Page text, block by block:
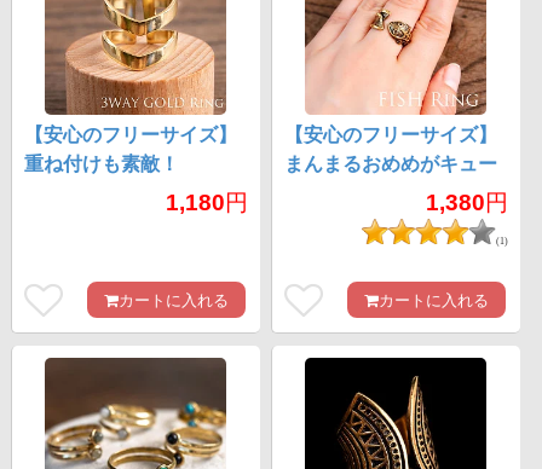
【安心のフリーサイズ】
重ね付けも素敵！
3WAYゴールドリング
1,180円
カートに入れる
【安心のフリーサイズ】
まんまるおめめがキュー
トなおさかなリング1,380円
(1)
カートに入れる